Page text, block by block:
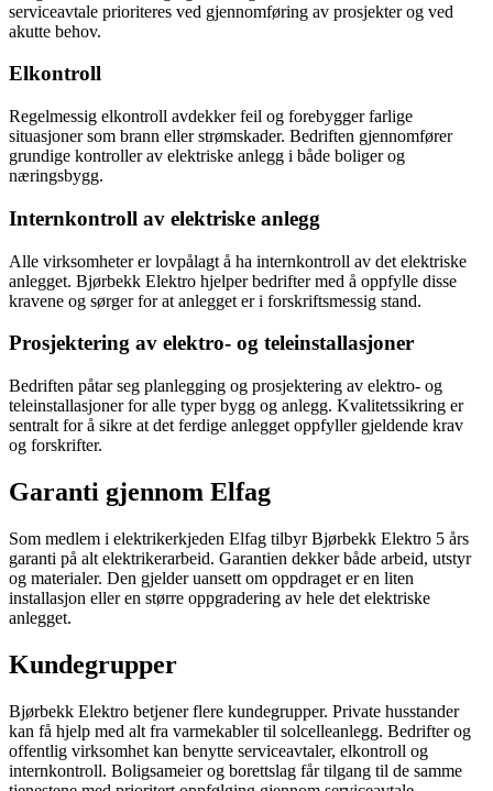
serviceavtale prioriteres ved gjennomføring av prosjekter og ved
akutte behov.
Elkontroll
Regelmessig elkontroll avdekker feil og forebygger farlige
situasjoner som brann eller strømskader. Bedriften gjennomfører
grundige kontroller av elektriske anlegg i både boliger og
næringsbygg.
Internkontroll av elektriske anlegg
Alle virksomheter er lovpålagt å ha internkontroll av det elektriske
anlegget. Bjørbekk Elektro hjelper bedrifter med å oppfylle disse
kravene og sørger for at anlegget er i forskriftsmessig stand.
Prosjektering av elektro- og teleinstallasjoner
Bedriften påtar seg planlegging og prosjektering av elektro- og
teleinstallasjoner for alle typer bygg og anlegg. Kvalitetssikring er
sentralt for å sikre at det ferdige anlegget oppfyller gjeldende krav
og forskrifter.
Garanti gjennom Elfag
Som medlem i elektrikerkjeden Elfag tilbyr Bjørbekk Elektro 5 års
garanti på alt elektrikerarbeid. Garantien dekker både arbeid, utstyr
og materialer. Den gjelder uansett om oppdraget er en liten
installasjon eller en større oppgradering av hele det elektriske
anlegget.
Kundegrupper
Bjørbekk Elektro betjener flere kundegrupper. Private husstander
kan få hjelp med alt fra varmekabler til solcelleanlegg. Bedrifter og
offentlig virksomhet kan benytte serviceavtaler, elkontroll og
internkontroll. Boligsameier og borettslag får tilgang til de samme